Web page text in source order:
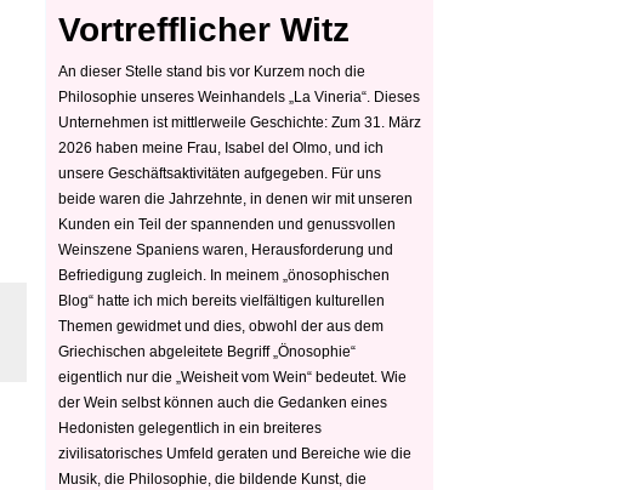
Vortrefflicher Witz
An dieser Stelle stand bis vor Kurzem noch die
Philosophie unseres Weinhandels „La Vineria“. Dieses
Unternehmen ist mittlerweile Geschichte: Zum 31. März
2026 haben meine Frau, Isabel del Olmo, und ich
unsere Geschäftsaktivitäten aufgegeben. Für uns
beide waren die Jahrzehnte, in denen wir mit unseren
Kunden ein Teil der spannenden und genussvollen
Weinszene Spaniens waren, Herausforderung und
Befriedigung zugleich. In meinem „önosophischen
Blog“ hatte ich mich bereits vielfältigen kulturellen
Themen gewidmet und dies, obwohl der aus dem
Griechischen abgeleitete Begriff „Önosophie“
eigentlich nur die „Weisheit vom Wein“ bedeutet. Wie
der Wein selbst können auch die Gedanken eines
Hedonisten gelegentlich in ein breiteres
zivilisatorisches Umfeld geraten und Bereiche wie die
Musik, die Philosophie, die bildende Kunst, die